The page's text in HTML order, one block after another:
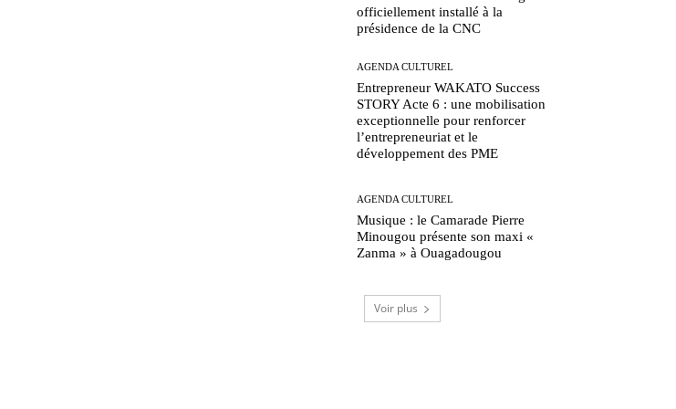
officiellement installé à la
présidence de la CNC
AGENDA CULTUREL
Entrepreneur WAKATO Success
STORY Acte 6 : une mobilisation
exceptionnelle pour renforcer
l’entrepreneuriat et le
développement des PME
AGENDA CULTUREL
Musique : le Camarade Pierre
Minougou présente son maxi «
Zanma » à Ouagadougou
Voir plus